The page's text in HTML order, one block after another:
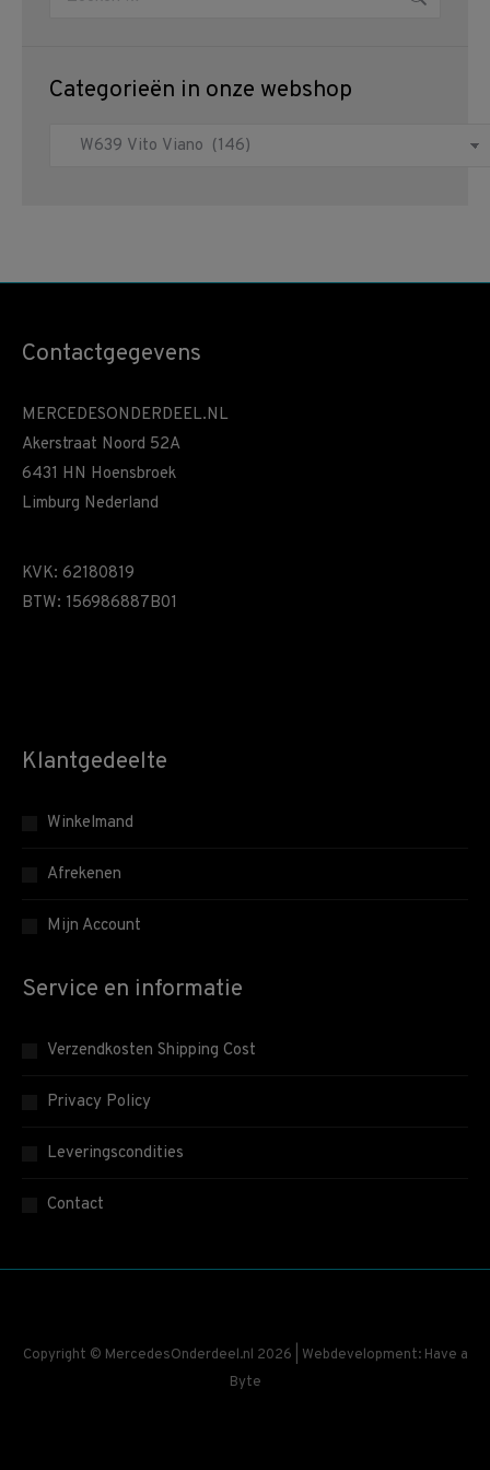
Categorieën in onze webshop
Contactgegevens
MERCEDESONDERDEEL.NL
Akerstraat Noord 52A
6431 HN Hoensbroek
Limburg Nederland
KVK: 62180819
BTW: 156986887B01
Klantgedeelte
Winkelmand
Afrekenen
Mijn Account
Service en informatie
Verzendkosten Shipping Cost
Privacy Policy
Leveringscondities
Contact
Copyright © MercedesOnderdeel.nl 2026 | Webdevelopment: Have a
Byte